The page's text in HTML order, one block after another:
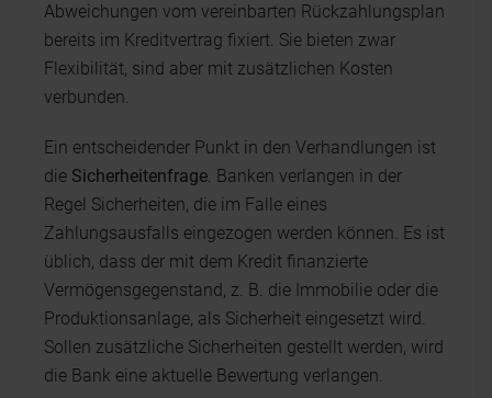
Abweichungen vom vereinbarten Rückzahlungsplan
bereits im Kreditvertrag fixiert. Sie bieten zwar
Flexibilität, sind aber mit zusätzlichen Kosten
verbunden.
Ein entscheidender Punkt in den Verhandlungen ist
die Sicherheitenfrage . Banken verlangen in der
Regel Sicherheiten, die im Falle eines
Zahlungsausfalls eingezogen werden können. Es ist
üblich, dass der mit dem Kredit finanzierte
Vermögensgegenstand, z. B. die Immobilie oder die
Produktionsanlage, als Sicherheit eingesetzt wird.
Sollen zusätzliche Sicherheiten gestellt werden, wird
die Bank eine aktuelle Bewertung verlangen.